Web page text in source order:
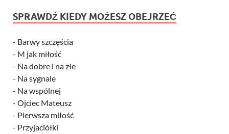
SPRAWDŹ KIEDY MOŻESZ OBEJRZEĆ
- Barwy szczęścia
- M jak miłość
- Na dobre i na złe
- Na sygnale
- Na wspólnej
- Ojciec Mateusz
- Pierwsza miłość
- Przyjaciółki